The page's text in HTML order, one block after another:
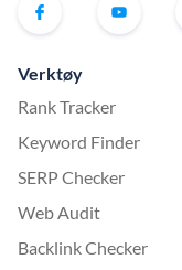
Verktøy
Rank Tracker
Keyword Finder
SERP Checker
Web Audit
Backlink Checker